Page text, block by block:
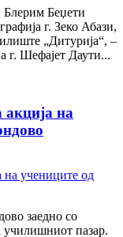
Блерим Беџети
г. Зеко Абази,
„Дитурија“, –
г. Шефајет Даути...
на
заедно со
училишниот пазар.